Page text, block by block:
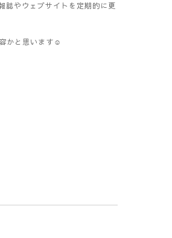
やウェブサイトを定期的に更
かと思います☺️